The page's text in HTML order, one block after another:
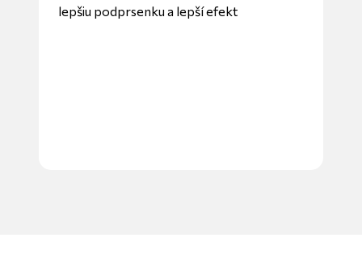
lepšiu podprsenku a lepší efekt